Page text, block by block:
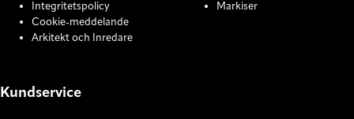
Integritetspolicy
Cookie-meddelande
Arkitekt och Inredare
Markiser
Kundservice